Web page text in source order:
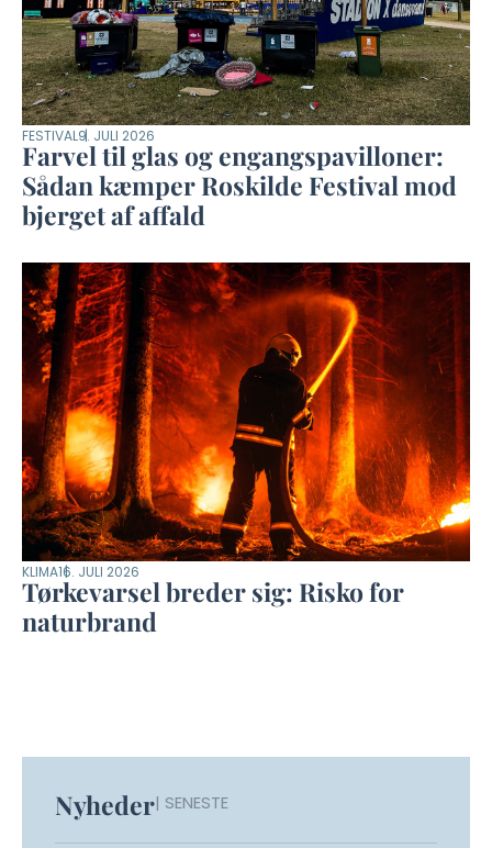
FESTIVAL9. JULI 2026
Farvel til glas og engangspavilloner:
Sådan kæmper Roskilde Festival mod
bjerget af affald
KLIMA16. JULI 2026
Tørkevarsel breder sig: Risko for
naturbrand
Nyheder| SENESTE